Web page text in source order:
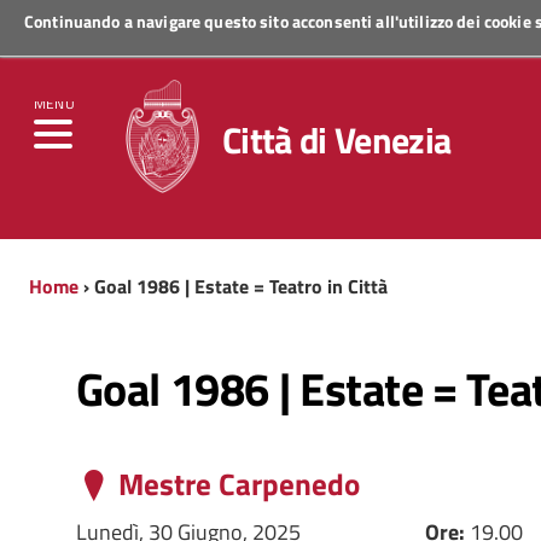
Continuando a navigare questo sito acconsenti all'utilizzo dei
MENU
Regione Veneto
Città di Venezia
Home› Goal 1986 | Estate = Teatro in Città
Goal 1986 | Estate =
Mestre Carpenedo
Lunedì, 30 Giugno, 2025 Ore: 19.00